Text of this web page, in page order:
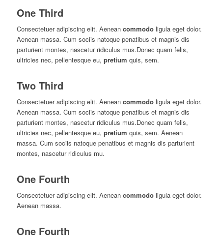
One Third
Consectetuer adipiscing elit. Aenean commodoligula eget dolor.
Aenean massa. Cum sociis natoque penatibus et magnis dis
parturient montes, nascetur ridiculus mus.Donec quam felis,
ultricies nec, pellentesque eu, pretium quis, sem.
Two Third
Consectetuer adipiscing elit. Aenean commodoligula eget dolor.
Aenean massa. Cum sociis natoque penatibus et magnis dis
parturient montes, nascetur ridiculus mus.Donec quam felis,
ultricies nec, pellentesque eu, pretium quis, sem. Aenean
massa. Cum sociis natoque penatibus et magnis dis parturient
montes, nascetur ridiculus mu.
One Fourth
Consectetuer adipiscing elit. Aenean commodoligula eget dolor.
Aenean massa.
One Fourth